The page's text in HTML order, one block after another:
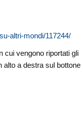
altri-mondi/117244/
cui vengono riportati gli
alto a destra sul bottone